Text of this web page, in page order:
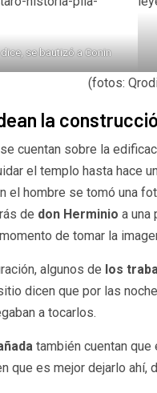
se bautizó a Conin
(fotos:
la
cuentan sobre la
el templo hasta hace
el hombre se tomó una
de don Herminio a una
de tomar la
algunos de los
dicen que por las
a tocarlos.
también cuentan que
que es mejor dejarlo ahí,